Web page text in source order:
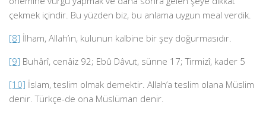
çekmek içindir. Bu yüzden biz, bu anlama uygun meal verdik.
[8] İlham, Allah’ın, kulunun kalbine bir şey doğurmasıdır.
[9] Buhârî, cenâiz 92; Ebû Dâvut, sünne 17; Tirmizî, kader 5
[10] İslam, teslim olmak demektir. Allah’a teslim olana Müslim
denir. Türkçe-de ona Müslüman denir.